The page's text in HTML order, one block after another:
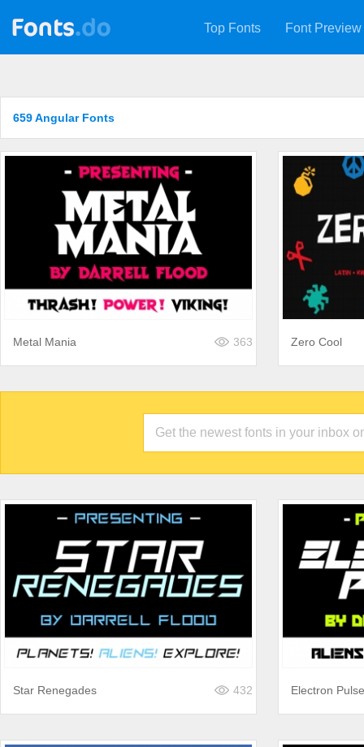
Top Fonts Font Preview
659 Angular Fonts
Metal Mania 363 Zero Cool
Star Renegades 432 Electron Pulse